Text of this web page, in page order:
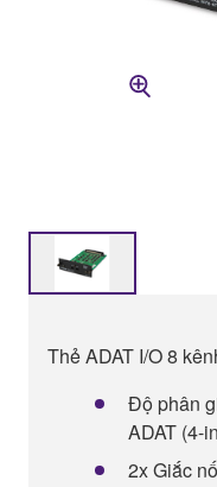
Thẻ ADAT I/O 8
Độ phân
ADAT (4-
2x Giắc